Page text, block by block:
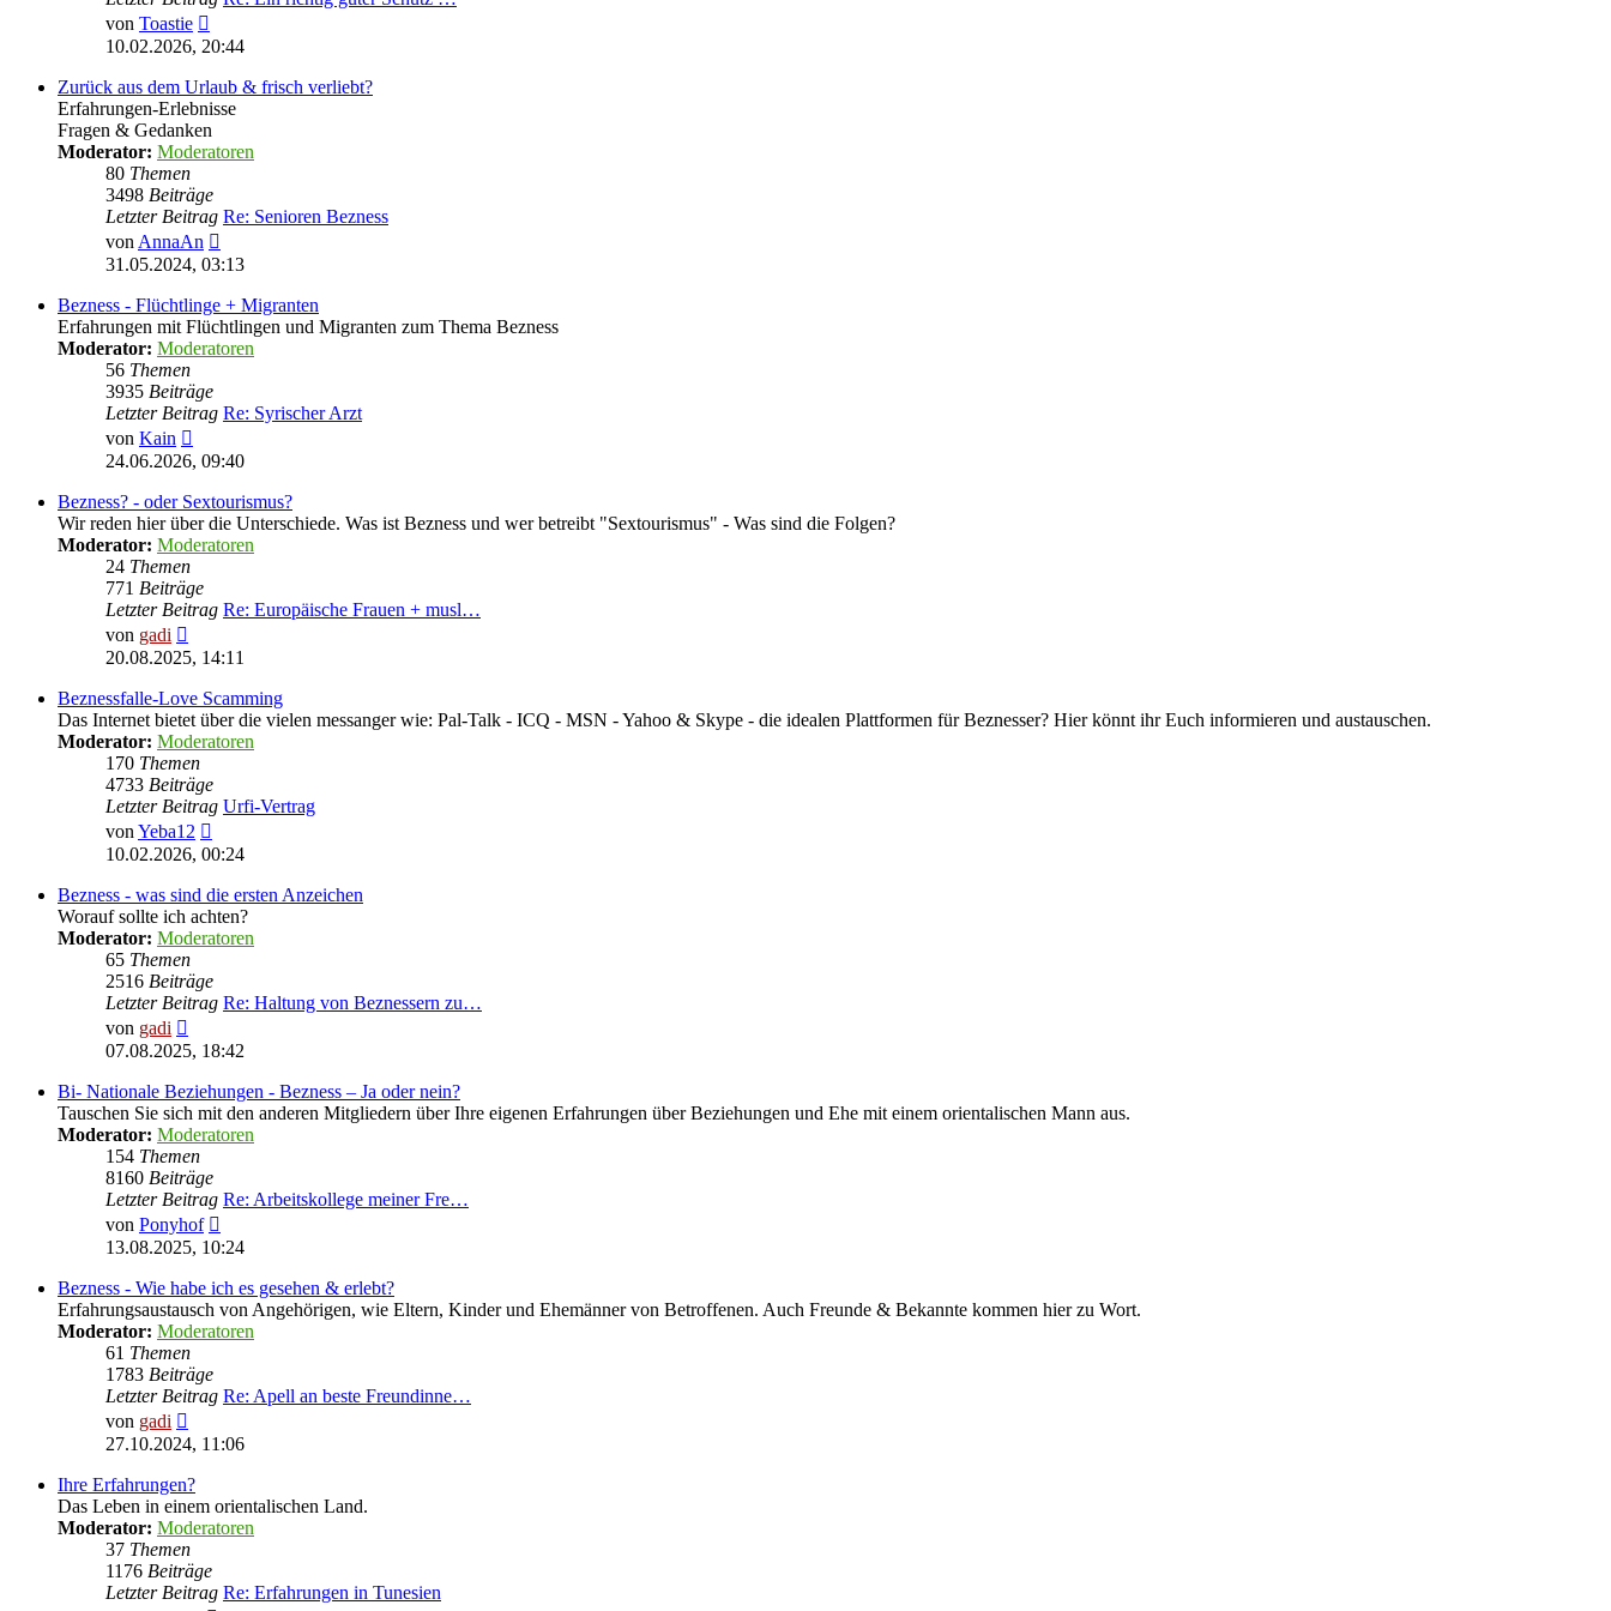
von Toastie
Beitrag
10.02.2026, 20:44
Zurück aus dem Urlaub & frisch verliebt?
Erfahrungen-Erlebnisse
Fragen & Gedanken
Moderator: Moderatoren
80 Themen
3498 Beiträge
Letzter Beitrag Re: Senioren Bezness
von AnnaAn
Beitrag
31.05.2024, 03:13
Bezness - Flüchtlinge + Migranten
Erfahrungen mit Flüchtlingen und Migranten zum Thema Bezness
Moderator: Moderatoren
56 Themen
3935 Beiträge
Letzter Beitrag Re: Syrischer Arzt
von Kain
Beitrag
24.06.2026, 09:40
Bezness? - oder Sextourismus?
Wir reden hier über die Unterschiede. Was ist Bezness und wer betreibt "Sextourismus" - Was sind die Folgen?
Moderator: Moderatoren
24 Themen
771 Beiträge
Letzter Beitrag Re: Europäische Frauen + musl…
von gadi
Beitrag
20.08.2025, 14:11
Beznessfalle-Love Scamming
Das Internet bietet über die vielen messanger wie: Pal-Talk - ICQ - MSN - Yahoo & Skype - die idealen Plattformen für Beznesser? Hier könnt ihr Euch informieren und austauschen.
Moderator: Moderatoren
170 Themen
4733 Beiträge
Letzter Beitrag Urfi-Vertrag
von Yeba12
Beitrag
10.02.2026, 00:24
Bezness - was sind die ersten Anzeichen
Worauf sollte ich achten?
Moderator: Moderatoren
65 Themen
2516 Beiträge
Letzter Beitrag Re: Haltung von Beznessern zu…
von gadi
Beitrag
07.08.2025, 18:42
Bi- Nationale Beziehungen - Bezness – Ja oder nein?
Tauschen Sie sich mit den anderen Mitgliedern über Ihre eigenen Erfahrungen über Beziehungen und Ehe mit einem orientalischen Mann aus.
Moderator: Moderatoren
154 Themen
8160 Beiträge
Letzter Beitrag Re: Arbeitskollege meiner Fre…
von Ponyhof
Beitrag
13.08.2025, 10:24
Bezness - Wie habe ich es gesehen & erlebt?
Erfahrungsaustausch von Angehörigen, wie Eltern, Kinder und Ehemänner von Betroffenen. Auch Freunde & Bekannte kommen hier zu Wort.
Moderator: Moderatoren
61 Themen
1783 Beiträge
Letzter Beitrag Re: Apell an beste Freundinne…
von gadi
Beitrag
27.10.2024, 11:06
Ihre Erfahrungen?
Das Leben in einem orientalischen Land.
Moderator: Moderatoren
37 Themen
1176 Beiträge
Letzter Beitrag Re: Erfahrungen in Tunesien